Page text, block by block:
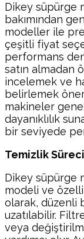
Dikey süpürge
bakımından
modeller ile
çeşitli fiyat
performans
satın almadan
incelemek ve
belirlemek
makineler
dayanıklılık
bir seviyede
Temizlik
Dikey süpürge
modeli ve
olarak, düzenli
uzatılabilir.
veya